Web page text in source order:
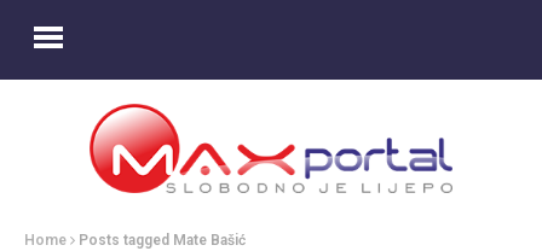
Home Posts tagged Mate Bašić